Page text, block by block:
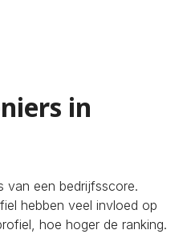
in
van een bedrijfsscore.
hebben veel invloed op
hoe hoger de ranking.